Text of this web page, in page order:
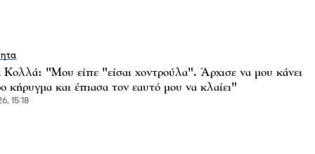
Κολλά: "Μου είπε "είσαι χοντρούλα". Άρχισε να μου κάνει
κήρυγμα και έπιασα τον εαυτό μου να κλαίει"
15:18